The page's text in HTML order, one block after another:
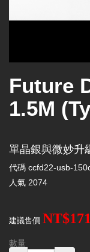
Future
1.5M
單晶銀與微妙升
代碼 ccfd22-usb-
人氣 2074
建議售價
數量